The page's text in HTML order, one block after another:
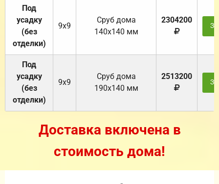
Под
усадку
(без
отделки)
9х9
Cруб дома
140х140 мм
2304200
Под
усадку
(без
отделки)
9х9
Cруб дома
190х140 мм
2513200
Доставка включена в
стоимость дома!